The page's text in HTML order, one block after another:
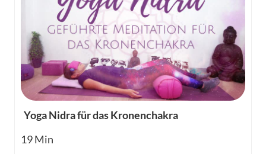
Yoga Nidra für das Kronenchakra
19